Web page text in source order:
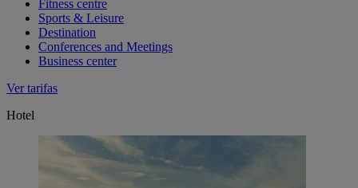
Fitness centre
Sports & Leisure
Destination
Conferences and Meetings
Business center
Ver tarifas
Hotel